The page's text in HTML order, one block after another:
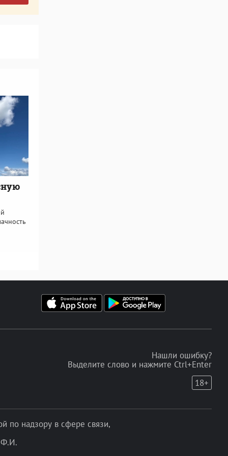
Нашли ошибку?
Выделите слово и нажмите Ctrl+Enter
18+
по надзору в сфере связи,
Ф.И.